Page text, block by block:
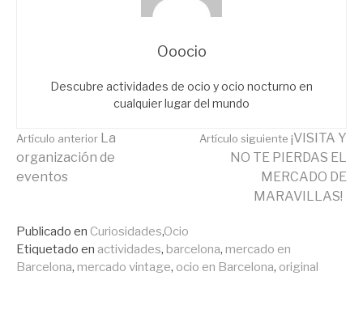
Ooocio
Descubre actividades de ocio y ocio nocturno en
cualquier lugar del mundo
Seguir
Artículo anterior La
organización de
eventos
Artículo siguiente ¡VISITA Y
NO TE PIERDAS EL
MERCADO DE
MARAVILLAS!
Publicado en Curiosidades,Ocio
Etiquetado en actividades, barcelona, mercado en
Barcelona, mercado vintage, ocio en Barcelona, original